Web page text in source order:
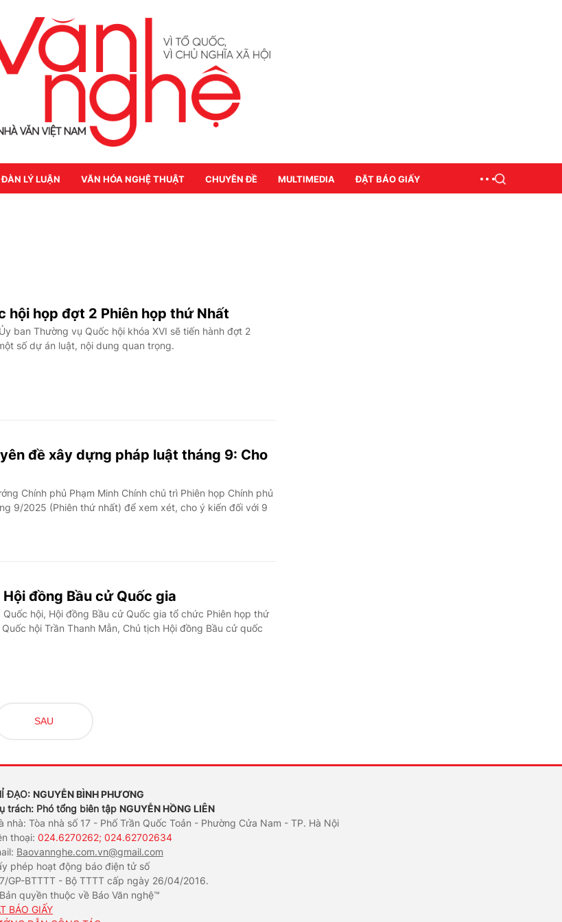
LÝ LUẬN VĂN HÓA NGHỆ THUẬT CHUYÊN ĐỀ MULTIMEDIA ĐẶT BÁO GIẤY
hội họp đợt 2 Phiên họp thứ Nhất
ban Thường vụ Quốc hội khóa XVI sẽ tiến hành đợt 2
số dự án luật, nội dung quan trọng.
đề xây dựng pháp luật tháng 9: Cho
Chính phủ Phạm Minh Chính chủ trì Phiên họp Chính phủ
9/2025 (Phiên thứ nhất) để xem xét, cho ý kiến đối với 9
đồng Bầu cử Quốc gia
hội, Hội đồng Bầu cử Quốc gia tổ chức Phiên họp thứ
hội Trần Thanh Mẫn, Chủ tịch Hội đồng Bầu cử quốc
SAU
ĐẠO: NGUYỄN BÌNH PHƯƠNG
trách: Phó tổng biên tập NGUYỄN HỒNG LIÊN
nhà: Tòa nhà số 17 - Phố Trần Quốc Toản - Phường Cửa Nam - TP. Hà Nội
thoại: 024.6270262; 024.62702634
Baovannghe.com.vn@gmail.com
phép hoạt động báo điện tử số
GP-BTTTT - Bộ TTTT cấp ngày 26/04/2016.
quyền thuộc về Báo Văn nghệ™
BÁO GIẤY